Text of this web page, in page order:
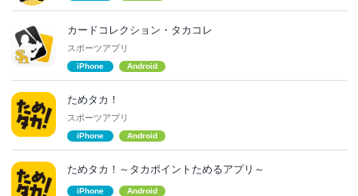
カードコレクション・タカコレ
スポーツアプリ
iPhone Android
ためタカ！
スポーツアプリ
iPhone Android
ためタカ！～タカポイントためるアプリ～
iPhone Android